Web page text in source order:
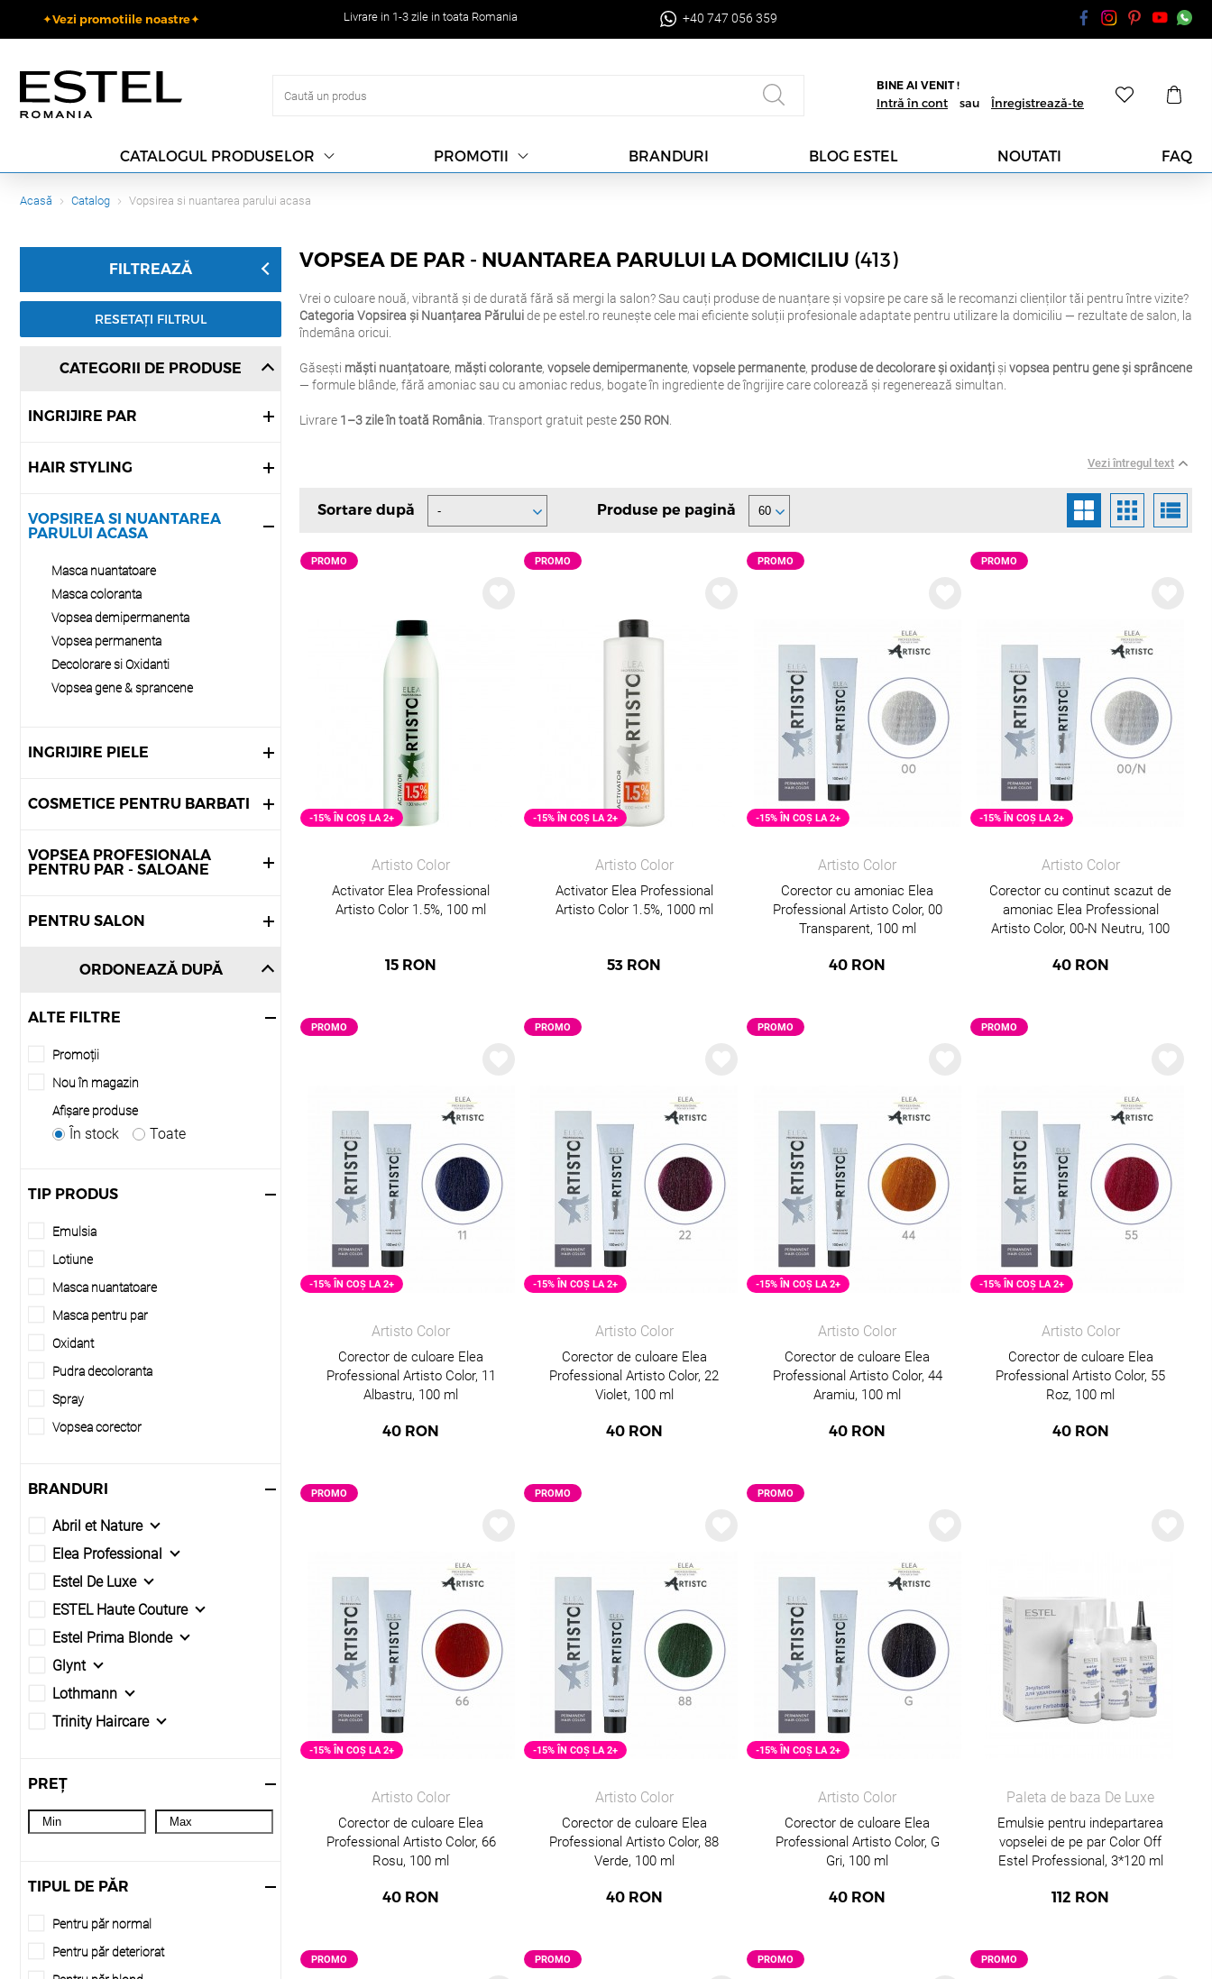
✦Vezi promotiile noastre✦ Livrare in 1-3 zile in toata Romania +40 747 056 359
BINE AI VENIT !
Intră în cont sau Înregistrează-te
CATALOGUL PRODUSELOR PROMOTII BRANDURI BLOG ESTEL NOUTATI FAQ
Acasă Catalog Vopsirea si nuantarea parului acasa
FILTREAZĂ
RESETAȚI FILTRUL
CATEGORII DE PRODUSE
INGRIJIRE PAR
HAIR STYLING
VOPSIREA SI NUANTAREA
PARULUI ACASA
Masca nuantatoare
Masca coloranta
Vopsea demipermanenta
Vopsea permanenta
Decolorare si Oxidanti
Vopsea gene & sprancene
INGRIJIRE PIELE
COSMETICE PENTRU BARBATI
VOPSEA PROFESIONALA
PENTRU PAR - SALOANE
PENTRU SALON
ORDONEAZĂ DUPĂ
ALTE FILTRE
Promoții
Nou în magazin
Afişare produse
În stock Toate
TIP PRODUS
Emulsia
Lotiune
Masca nuantatoare
Masca pentru par
Oxidant
Pudra decoloranta
Spray
Vopsea corector
Vopsea pentru sprancene
BRANDURI
Abril et Nature
Elea Professional
Estel De Luxe
ESTEL Haute Couture
Estel Prima Blonde
Glynt
Lothmann
Trinity Haircare
PREȚ
TIPUL DE PĂR
Pentru păr normal
Pentru păr deteriorat
VOPSEA DE PAR - NUANTAREA PARULUI LA DOMICILIU (413)
Vrei o culoare nouă, vibrantă și de durată fără să mergi la salon? Sau cauți produse de nuanțare și vopsire pe care să le recomanzi clienților tăi pentru între vizite?
Categoria Vopsirea și Nuanțarea Păruluide pe estel.ro reunește cele mai eficiente soluții profesionale adaptate pentru utilizare la domiciliu — rezultate de salon, la
îndemâna oricui.
Găsești măști nuanțatoare, măști colorante, vopsele demipermanente, vopsele permanente, produse de decolorare și oxidanți și vopsea pentru gene și sprâncene
— formule blânde, fără amoniac sau cu amoniac redus, bogate în ingrediente de îngrijire care colorează și regenerează simultan.
Livrare 1–3 zile în toată România . Transport gratuit peste250 RON
Vezi întregul text
Sortare după Produse pe pagină
-15% ÎN COȘ LA 2+
Artisto Color
Activator Elea Professional
Artisto Color 1.5%, 100 ml
15 RON
PROMO
-15% ÎN COȘ LA 2+
Artisto Color
Activator Elea Professional
Artisto Color 1.5%, 1000 ml
53 RON
PROMO
-15% ÎN COȘ LA 2+
Artisto Color
Corector cu amoniac Elea
Professional Artisto Color, 00
Transparent, 100 ml
40 RON
PROMO
-15% ÎN COȘ LA 2+
Artisto Color
Corector cu continut scazut de
amoniac Elea Professional
Artisto Color, 00-N Neutru, 100
40 RON
PROMO
-15% ÎN COȘ LA 2+
Artisto Color
Corector de culoare Elea
Professional Artisto Color, 11
Albastru, 100 ml
40 RON
PROMO
-15% ÎN COȘ LA 2+
Artisto Color
Corector de culoare Elea
Professional Artisto Color, 22
Violet, 100 ml
40 RON
PROMO
-15% ÎN COȘ LA 2+
Artisto Color
Corector de culoare Elea
Professional Artisto Color, 44
Aramiu, 100 ml
40 RON
PROMO
-15% ÎN COȘ LA 2+
Artisto Color
Corector de culoare Elea
Professional Artisto Color, 55
Roz, 100 ml
40 RON
PROMO
-15% ÎN COȘ LA 2+
Artisto Color
Corector de culoare Elea
Professional Artisto Color, 66
Rosu, 100 ml
40 RON
PROMO
-15% ÎN COȘ LA 2+
Artisto Color
Corector de culoare Elea
Professional Artisto Color, 88
Verde, 100 ml
40 RON
PROMO
-15% ÎN COȘ LA 2+
Artisto Color
Corector de culoare Elea
Professional Artisto Color, G
Gri, 100 ml
40 RON
PROMO
Paleta de baza De Luxe
Emulsie pentru indepartarea
vopselei de pe par Color Off
Estel Professional, 3*120 ml
112 RON
PROMO PROMO PROMO PROMO